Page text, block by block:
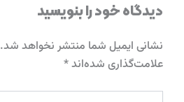
دیدگاه‌ خود را بنویسید
نشانی ایمیل شما منتشر نخواهد شد.
علامت‌گذاری شده‌اند*